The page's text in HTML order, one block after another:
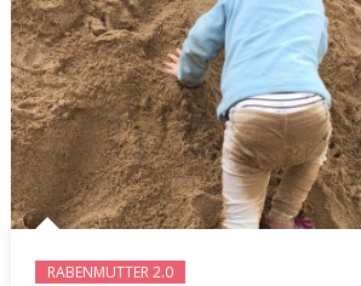
RABENMUTTER 2.0